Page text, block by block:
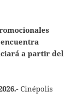
a partir del
Cinépolis